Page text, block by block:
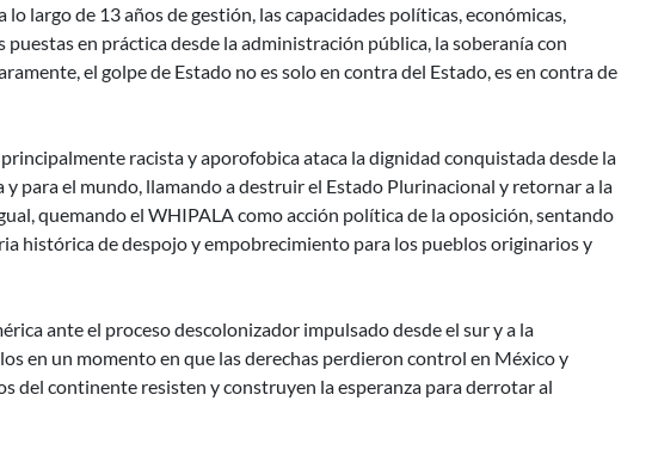
lo largo de 13 años de gestión, las capacidades políticas, económicas,
puestas en práctica desde la administración pública, la soberanía con
el golpe de Estado no es solo en contra del Estado, es en contra de
racista y aporofobica ataca la dignidad conquistada desde la
para el mundo, llamando a destruir el Estado Plurinacional y retornar a la
quemando el WHIPALA como acción política de la oposición, sentando
histórica de despojo y empobrecimiento para los pueblos originarios y
ante el proceso descolonizador impulsado desde el sur y a la
en un momento en que las derechas perdieron control en México y
del continente resisten y construyen la esperanza para derrotar al